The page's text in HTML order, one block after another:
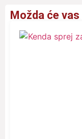
Možda će